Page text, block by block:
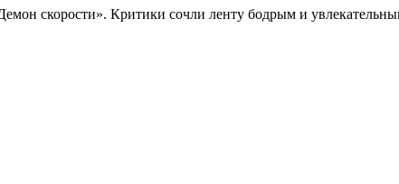
скорости». Критики сочли ленту бодрым и